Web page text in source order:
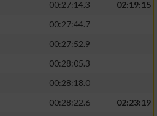
00:27:14.3
02:19:15
00:27:44.7
00:27:52.9
00:28:05.3
00:28:18.0
00:28:22.6
02:23:19